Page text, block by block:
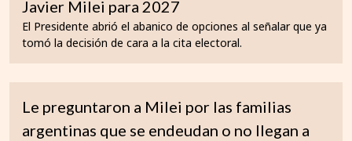
Javier Milei para 2027
El Presidente abrió el abanico de opciones al señalar que ya
tomó la decisión de cara a la cita electoral.
Le preguntaron a Milei por las familias
argentinas que se endeudan o no llegan a